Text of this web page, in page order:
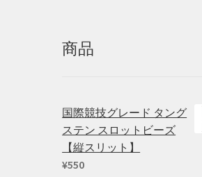
商品
国際競技グレード タング
ステン スロットビーズ
【縦スリット】
¥550